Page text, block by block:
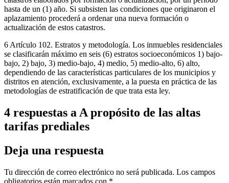
hasta de un (1) año. Si subsisten las condiciones que originaron el
aplazamiento procederá a ordenar una nueva formación o
actualización de estos catastros.
6 Artículo 102. Estratos y metodología. Los inmuebles residenciales
se clasificarán máximo en seis (6) estratos socioeconómicos 1) bajo-
bajo, 2) bajo, 3) medio-bajo, 4) medio, 5) medio-alto, 6) alto,
dependiendo de las características particulares de los municipios y
distritos en atención, exclusivamente, a la puesta en práctica de las
metodologías de estratificación de que trata esta ley.
4 respuestas a A propósito de las altas
tarifas prediales
Deja una respuesta
Tu dirección de correo electrónico no será publicada. Los campos
obligatorios están marcados con *